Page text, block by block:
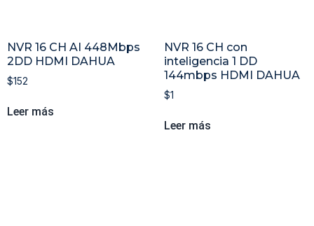
NVR 16 CH AI 448Mbps
2DD HDMI DAHUA
$152
Leer más
NVR 16 CH con
inteligencia 1 DD
144mbps HDMI DAHUA
$1
Leer más